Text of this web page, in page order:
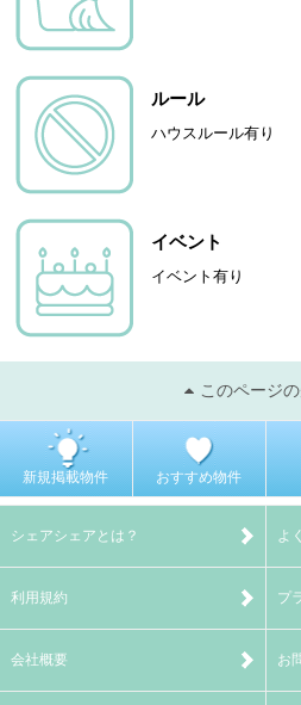
ルール
ハウスルール有り
イベント
イベント有り
このページ
新規掲載物件 おすすめ物件
シェアシェアとは？ よ
利用規約 プ
会社概要 お